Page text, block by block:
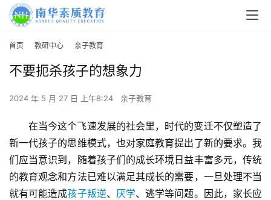
首页 教研中心 亲子教育
不要扼杀孩子的想象力
2024 年 5 月 27 日 上午8:24 亲子教育
在当今这个飞速发展的社会里，时代的变迁不仅塑造了
新一代孩子的思维模式，也对家庭教育提出了新的要求。我
们应当意识到，随着孩子们的成长环境日益丰富多元，传统
的教育观念和方法已难以满足其成长的需要，一旦处理不当
就有可能造成孩子叛逆、 厌学、逃学等问题。因此，家长应